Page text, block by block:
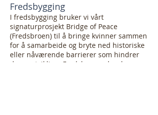
Fredsbygging
I fredsbygging bruker vi vårt
signaturprosjekt Bridge of Peace
(Fredsbroen) til å bringe kvinner sammen
for å samarbeide og bryte ned historiske
eller nåværende barrierer som hindrer
deres utvikling. Fredsbro-opplevelsen